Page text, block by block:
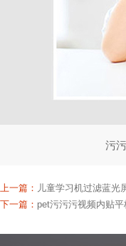
污
上一篇： 儿童学习机过滤蓝光
下一篇： pet污污污视频内贴